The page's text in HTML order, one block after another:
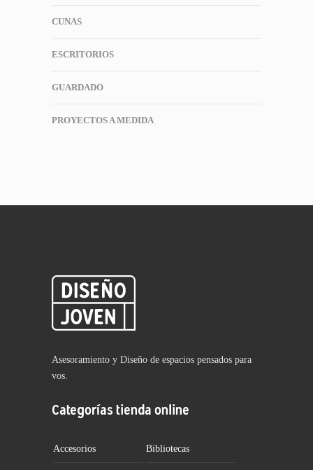
CUNAS
ESCRITORIOS
GUARDADO
PROYECTOS A MEDIDA
Asesoramiento y Diseño de espacios pensados para
vos.
Categorías tienda online
Accesorios Bibliotecas